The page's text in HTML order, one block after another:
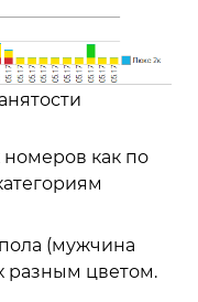
номеров как по
(мужчина
цветом.